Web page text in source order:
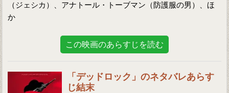
（ジェシカ）、アナトール・トーブマン（防護服の男）、ほ
か
この映画のあらすじを読む
「デッドロック」のネタバレあらす
じ結末